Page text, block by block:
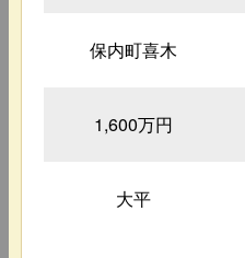
保内町喜木
1,600万円
大平